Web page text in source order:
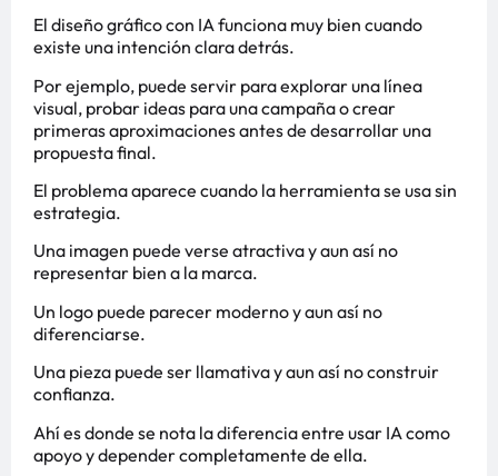
El diseño gráfico con IA funciona muy bien cuando
existe una intención clara detrás.
Por ejemplo, puede servir para explorar una línea
visual, probar ideas para una campaña o crear
primeras aproximaciones antes de desarrollar una
propuesta final.
El problema aparece cuando la herramienta se usa sin
estrategia.
Una imagen puede verse atractiva y aun así no
representar bien a la marca.
Un logo puede parecer moderno y aun así no
diferenciarse.
Una pieza puede ser llamativa y aun así no construir
confianza.
Ahí es donde se nota la diferencia entre usar IA como
apoyo y depender completamente de ella.